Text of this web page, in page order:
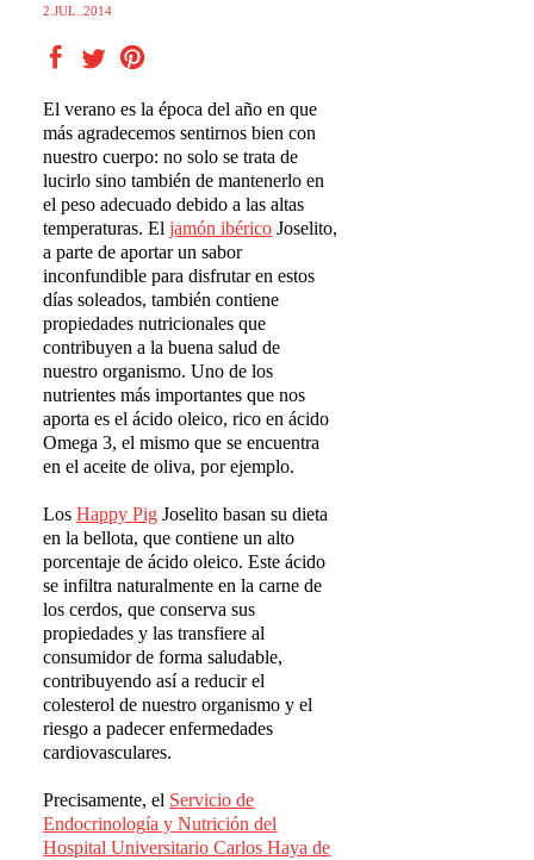
2.JUL..2014
El verano es la época del año en que
más agradecemos sentirnos bien con
nuestro cuerpo: no solo se trata de
lucirlo sino también de mantenerlo en
el peso adecuado debido a las altas
temperaturas. Eljamón ibérico Joselito,
a parte de aportar un sabor
inconfundible para disfrutar en estos
días soleados, también contiene
propiedades nutricionales que
contribuyen a la buena salud de
nuestro organismo. Uno de los
nutrientes más importantes que nos
aporta es el ácido oleico, rico en ácido
Omega 3, el mismo que se encuentra
en el aceite de oliva, por ejemplo.
LosHappy Pig Joselito basan su dieta
en la bellota, que contiene un alto
porcentaje de ácido oleico. Este ácido
se infiltra naturalmente en la carne de
los cerdos, que conserva sus
propiedades y las transfiere al
consumidor de forma saludable,
contribuyendo así a reducir el
colesterol de nuestro organismo y el
riesgo a padecer enfermedades
cardiovasculares.
Precisamente, el Servicio de
Endocrinología y Nutrición del
Hospital Universitario Carlos Haya de